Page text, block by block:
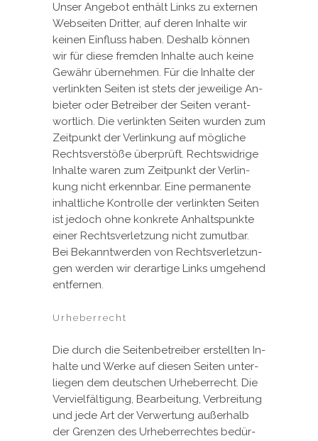
Un­ser An­ge­bot ent­hält Links zu ex­ter­nen
Web­sei­ten Drit­ter, auf de­ren In­hal­te wir
kei­nen Ein­fluss ha­ben. Des­halb kön­nen
wir für die­se frem­den In­hal­te auch kei­ne
Ge­währ über­neh­men. Für die In­hal­te der
ver­link­ten Sei­ten ist stets der je­wei­li­ge An­
bie­ter oder Be­trei­ber der Sei­ten ver­ant­
wort­lich. Die ver­link­ten Sei­ten wur­den zum
Zeit­punkt der Ver­lin­kung auf mög­li­che
Rechts­ver­stö­ße über­prüft. Rechts­wid­ri­ge
In­hal­te wa­ren zum Zeit­punkt der Ver­lin­
kung nicht er­kenn­bar. Ei­ne per­ma­nen­te
in­halt­li­che Kon­trol­le der ver­link­ten Sei­ten
ist je­doch oh­ne kon­kre­te An­halts­punk­te
ei­ner Rechts­ver­let­zung nicht zu­mut­bar.
Bei Be­kannt­wer­den von Rechts­ver­let­zun­
gen wer­den wir der­ar­ti­ge Links um­ge­hend
ent­fer­nen.
Urheberrecht
Die durch die Sei­ten­be­trei­ber er­stell­ten In­
hal­te und Wer­ke auf die­sen Sei­ten un­ter­
lie­gen dem deut­schen Ur­he­ber­recht. Die
Ver­viel­fäl­ti­gung, Be­ar­bei­tung, Ver­brei­tung
und je­de Art der Ver­wer­tung au­ßer­halb
der Gren­zen des Ur­he­ber­rech­tes be­dür­